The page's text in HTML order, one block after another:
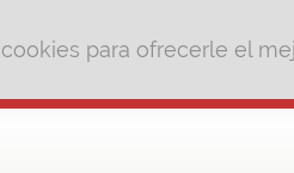
para ofrecerle el